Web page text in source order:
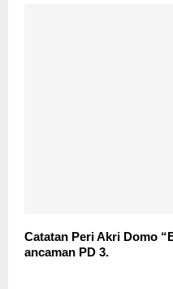
Catatan Peri Akri Domo
ancaman PD 3.